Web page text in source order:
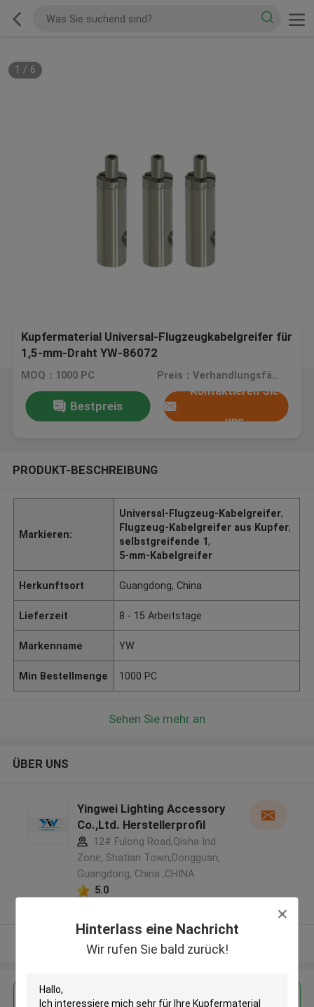
Hinterlass eine Nachricht
Wir rufen Sie bald zurück!
1 / 6
Kupfermaterial Universal-Flugzeugkabelgreifer für
1,5-mm-Draht YW-86072
MOQ：1000 PC Preis：Verhandlungsfähig
Bestpreis
Kontaktieren Sie
uns
PRODUKT-BESCHREIBUNG
Markieren:
Universal-Flugzeug-Kabelgreifer,
Flugzeug-Kabelgreifer aus Kupfer,
selbstgreifende 1,
5-mm-Kabelgreifer
Herkunftsort Guangdong, China
Lieferzeit 8 - 15 Arbeitstage
Markenname YW
Min Bestellmenge 1000 PC
Sehen Sie mehr an
ÜBER UNS
Yingwei Lighting Accessory
Co.,Ltd. Herstellerprofil
12# Fulong Road,Qisha Ind.
Zone, Shatian Town,Dongguan,
Guangdong, China ,CHINA
5.0
Sehen Sie mehr an
Erhalten Sie den besten Preis für